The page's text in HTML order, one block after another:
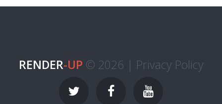
RENDER-UP © 2026 | Privacy Policy